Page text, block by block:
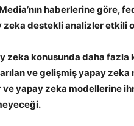
haberlerine göre,
zeka destekli analizler etkili
zeka konusunda daha
ve gelişmiş yapay
yapay zeka modellerine